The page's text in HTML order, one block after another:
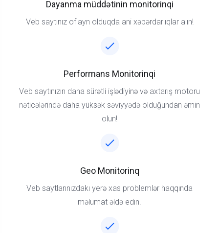
Dayanma müddətinin monitorinqi
Veb saytınız oflayn olduqda ani xəbərdarlıqlar alın!
Performans Monitorinqi
Veb saytınızın daha sürətli işlədiyinə və axtarış motoru
nəticələrində daha yüksək səviyyədə olduğundan əmin
olun!
Geo Monitorinq
Veb saytlarınızdakı yerə xas problemlər haqqında
məlumat əldə edin.